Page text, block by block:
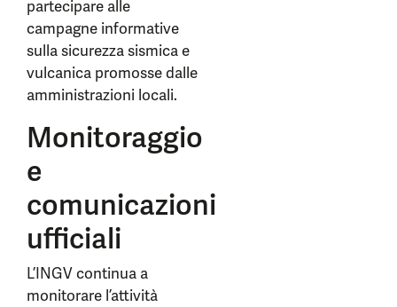
partecipare alle
campagne informative
sulla sicurezza sismica e
vulcanica promosse dalle
amministrazioni locali.
Monitoraggio
e
comunicazioni
ufficiali
L’INGV continua a
monitorare l’attività